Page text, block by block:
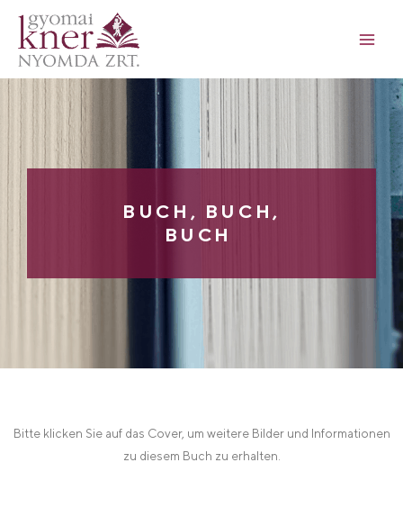
BUCH, BUCH,
BUCH
Bitte klicken Sie auf das Cover, um weitere Bilder und Informationen
zu diesem Buch zu erhalten.